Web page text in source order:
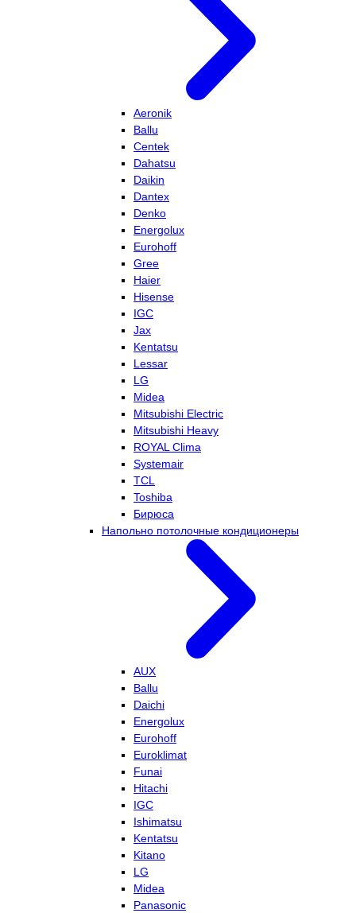
Aeronik
Ballu
Centek
Dahatsu
Daikin
Dantex
Denko
Energolux
Eurohoff
Gree
Haier
Hisense
IGC
Jax
Kentatsu
Lessar
LG
Midea
Mitsubishi Electric
Mitsubishi Heavy
ROYAL Clima
Systemair
TCL
Toshiba
Бирюса
Напольно потолочные кондиционеры
AUX
Ballu
Daichi
Energolux
Eurohoff
Euroklimat
Funai
Hitachi
IGC
Ishimatsu
Kentatsu
Kitano
LG
Midea
Panasonic